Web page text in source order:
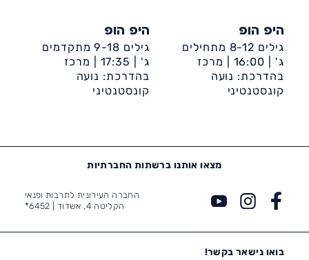
היפ הופ
גילים 8-12 מתחילים
ג' | 16:00 |
מרכז
קהילתי ספרא
בהדרכת: נועה
קונסטנטיני
היפ הופ
גילים 9-18 מתקדמים
ג' |
17:35 |
מרכז
קהילתי ספרא
בהדרכת: נועה
קונסטנטיני
מצאו אותנו ברשתות החברתיות
החברה העירונית לתרבות ופנאי
הקליטה 4, אשדוד |
6452*
בואו נישאר בקשר!